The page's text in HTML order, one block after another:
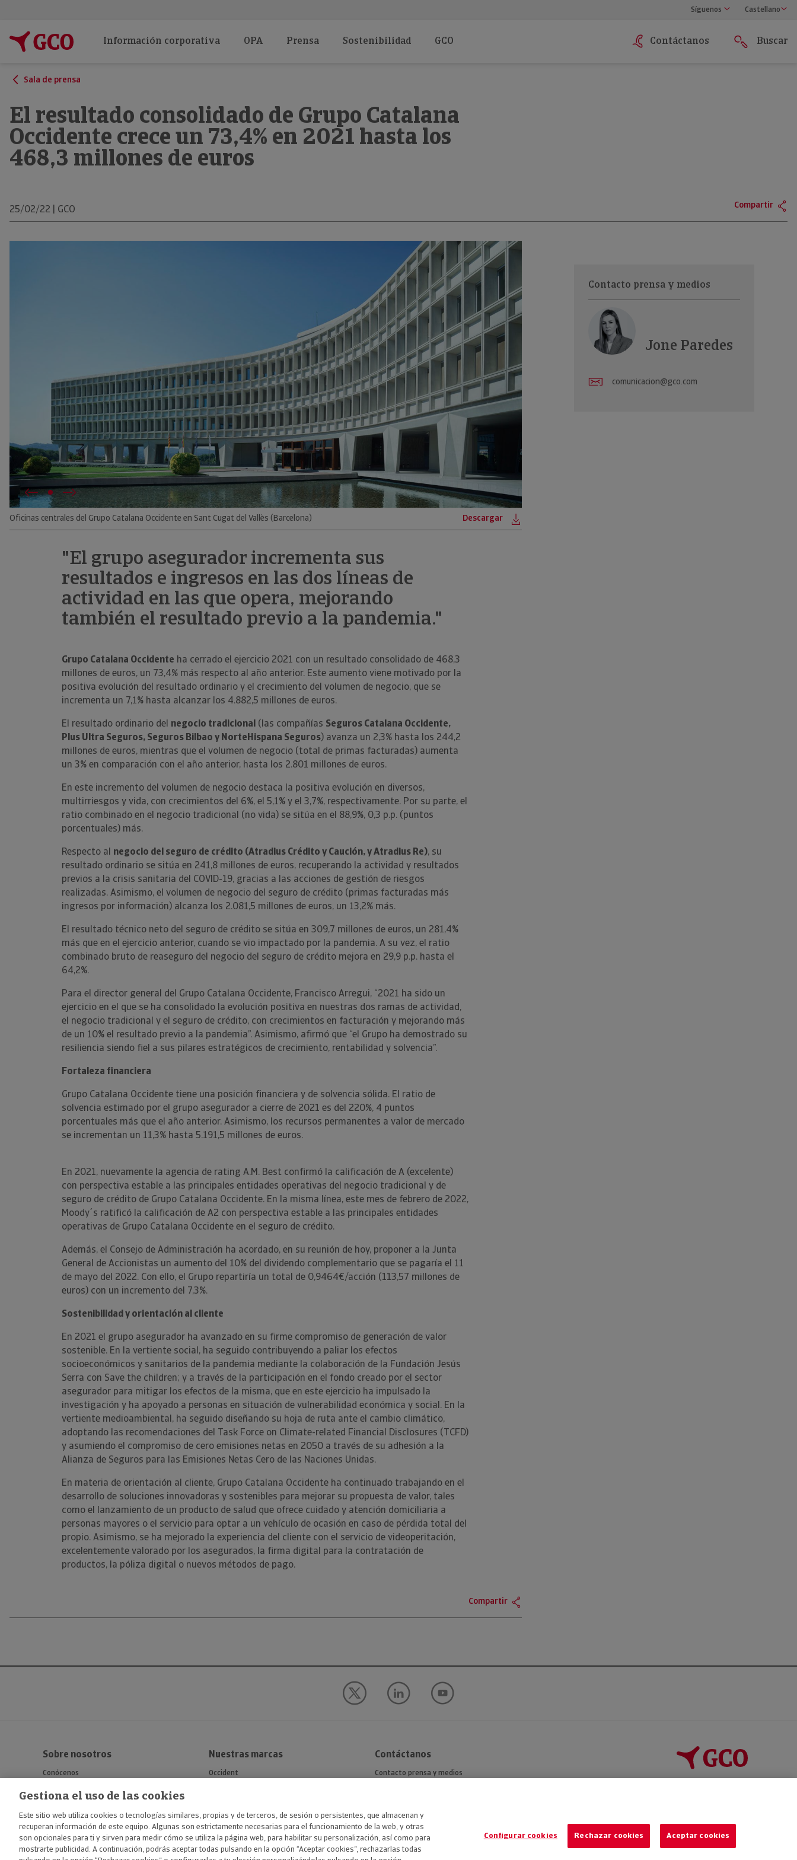
Síguenos Castellano
Información corporativa OPA Prensa Sostenibilidad GCO Contáctanos Buscar
Sala de prensa
El resultado consolidado de Grupo Catalana
Occidente crece un 73,4% en 2021 hasta los
468,3 millones de euros
25/02/22 | GCO Compartir
Oficinas centrales del Grupo Catalana Occidente en Sant Cugat del Vallès (Barcelona) Descargar
"El grupo asegurador incrementa sus
resultados e ingresos en las dos líneas de
actividad en las que opera, mejorando
también el resultado previo a la pandemia."
Grupo Catalana Occidente ha cerrado el ejercicio 2021 con un resultado consolidado de 468,3
millones de euros, un 73,4% más respecto al año anterior. Este aumento viene motivado por la
positiva evolución del resultado ordinario y el crecimiento del volumen de negocio, que se
incrementa un 7,1% hasta alcanzar los 4.882,5 millones de euros.
El resultado ordinario del negocio tradicional (las compañías Seguros Catalana Occidente,
Plus Ultra Seguros, Seguros Bilbao y NorteHispana Seguros) avanza un 2,3% hasta los 244,2
millones de euros, mientras que el volumen de negocio (total de primas facturadas) aumenta
un 3% en comparación con el año anterior, hasta los 2.801 millones de euros.
En este incremento del volumen de negocio destaca la positiva evolución en diversos,
multirriesgos y vida, con crecimientos del 6%, el 5,1% y el 3,7%, respectivamente. Por su parte, el
ratio combinado en el negocio tradicional (no vida) se sitúa en el 88,9%, 0,3 p.p. (puntos
porcentuales) más.
Respecto al negocio del seguro de crédito (Atradius Crédito y Caución, y Atradius Re), su
resultado ordinario se sitúa en 241,8 millones de euros, recuperando la actividad y resultados
previos a la crisis sanitaria del COVID-19, gracias a las acciones de gestión de riesgos
realizadas. Asimismo, el volumen de negocio del seguro de crédito (primas facturadas más
ingresos por información) alcanza los 2.081,5 millones de euros, un 13,2% más.
El resultado técnico neto del seguro de crédito se sitúa en 309,7 millones de euros, un 281,4%
más que en el ejercicio anterior, cuando se vio impactado por la pandemia. A su vez, el ratio
combinado bruto de reaseguro del negocio del seguro de crédito mejora en 29,9 p.p. hasta el
64,2%.
Para el director general del Grupo Catalana Occidente, Francisco Arregui, “2021 ha sido un
ejercicio en el que se ha consolidado la evolución positiva en nuestras dos ramas de actividad,
el negocio tradicional y el seguro de crédito, con crecimientos en facturación y mejorando más
de un 10% el resultado previo a la pandemia”. Asimismo, afirmó que “el Grupo ha demostrado su
resiliencia siendo fiel a sus pilares estratégicos de crecimiento, rentabilidad y solvencia”.
Fortaleza financiera
Grupo Catalana Occidente tiene una posición financiera y de solvencia sólida. El ratio de
solvencia estimado por el grupo asegurador a cierre de 2021 es del 220%, 4 puntos
porcentuales más que el año anterior. Asimismo, los recursos permanentes a valor de mercado
se incrementan un 11,3% hasta 5.191,5 millones de euros.
En 2021, nuevamente la agencia de rating A.M. Best confirmó la calificación de A (excelente)
con perspectiva estable a las principales entidades operativas del negocio tradicional y de
seguro de crédito de Grupo Catalana Occidente. En la misma línea, este mes de febrero de 2022,
Moody´s ratificó la calificación de A2 con perspectiva estable a las principales entidades
operativas de Grupo Catalana Occidente en el seguro de crédito.
Además, el Consejo de Administración ha acordado, en su reunión de hoy, proponer a la Junta
General de Accionistas un aumento del 10% del dividendo complementario que se pagaría el 11
de mayo del 2022. Con ello, el Grupo repartiría un total de 0,9464€/acción (113,57 millones de
euros) con un incremento del 7,3%.
Sostenibilidad y orientación al cliente
En 2021 el grupo asegurador ha avanzado en su firme compromiso de generación de valor
sostenible. En la vertiente social, ha seguido contribuyendo a paliar los efectos
socioeconómicos y sanitarios de la pandemia mediante la colaboración de la Fundación Jesús
Serra con Save the children; y a través de la participación en el fondo creado por el sector
asegurador para mitigar los efectos de la misma, que en este ejercicio ha impulsado la
investigación y ha apoyado a personas en situación de vulnerabilidad económica y social. En la
vertiente medioambiental, ha seguido diseñando su hoja de ruta ante el cambio climático,
adoptando las recomendaciones del Task Force on Climate-related Financial Disclosures (TCFD)
y asumiendo el compromiso de cero emisiones netas en 2050 a través de su adhesión a la
Alianza de Seguros para las Emisiones Netas Cero de las Naciones Unidas.
En materia de orientación al cliente, Grupo Catalana Occidente ha continuado trabajando en el
desarrollo de soluciones innovadoras y sostenibles para mejorar su propuesta de valor, tales
como el lanzamiento de un producto de salud que ofrece cuidado y atención domiciliaria a
personas mayores o el servicio para optar a un vehículo de ocasión en caso de pérdida total del
propio. Asimismo, se ha mejorado la experiencia del cliente con el servicio de videoperitación,
excelentemente valorado por los asegurados, la firma digital para la contratación de
productos, la póliza digital o nuevos métodos de pago.
Compartir
Contacto prensa y medios
Jone Paredes
comunicacion@gco.com
Sobre nosotros
Conócenos
Fundación Occident
Nuestras marcas
Occident
Mémora
Contáctanos
Contacto prensa y medios
Gestiona el uso de las cookies
Este sitio web utiliza cookies o tecnologías similares, propias y de terceros, de sesión o persistentes, que almacenan y
recuperan información de este equipo. Algunas son estrictamente necesarias para el funcionamiento de la web, y otras
son opcionales para ti y sirven para medir cómo se utiliza la página web, para habilitar su personalización, así como para
mostrarte publicidad. A continuación, podrás aceptar todas pulsando en la opción “Aceptar cookies”, rechazarlas todas
Configurar cookies Rechazar cookies Aceptar cookies